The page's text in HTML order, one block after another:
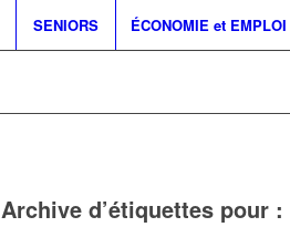
SENIORS ÉCONOMIE et EMPLOI
Archive d’étiquettes pour :